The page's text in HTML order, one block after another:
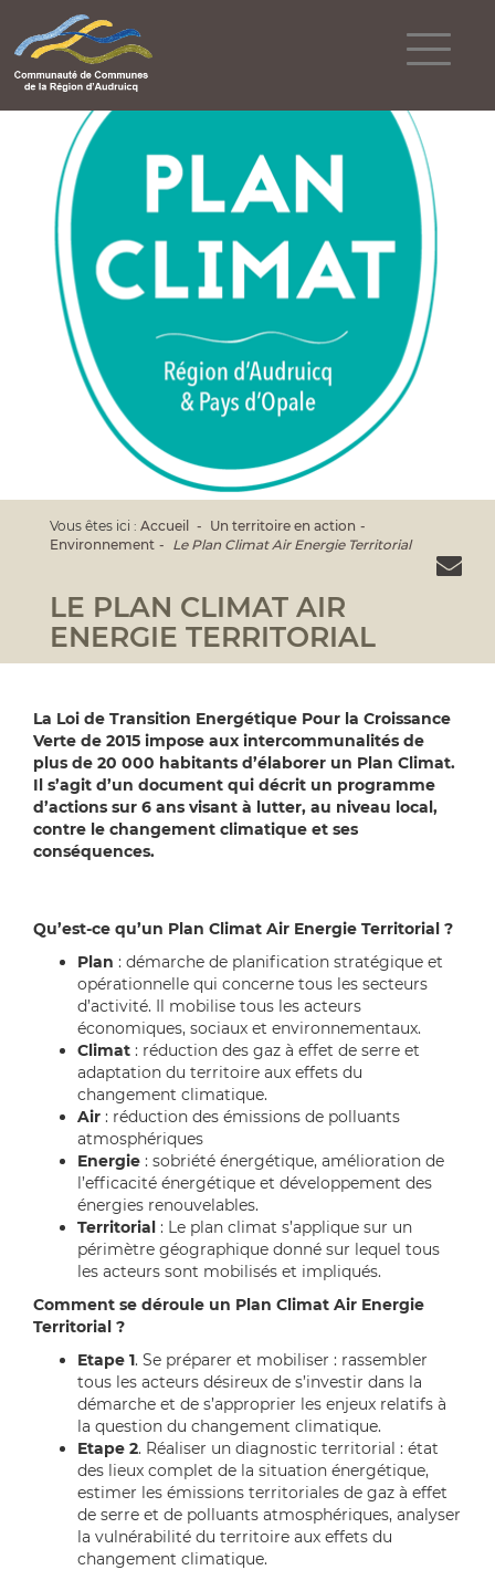
Vous êtes ici : Accueil
Un territoire en action
Environnement
Le Plan Climat Air Energie Territorial
LE PLAN CLIMAT AIR
ENERGIE TERRITORIAL
La Loi de Transition Energétique Pour la Croissance
Verte de 2015 impose aux intercommunalités de
plus de 20 000 habitants d’élaborer un Plan Climat.
Il s’agit d’un document qui décrit un programme
d’actions sur 6 ans visant à lutter, au niveau local,
contre le changement climatique et ses
conséquences.
Qu’est-ce qu’un Plan Climat Air Energie Territorial ?
Plan : démarche de planification stratégique et
opérationnelle qui concerne tous les secteurs
d’activité. Il mobilise tous les acteurs
économiques, sociaux et environnementaux.
Climat : réduction des gaz à effet de serre et
adaptation du territoire aux effets du
changement climatique.
Air : réduction des émissions de polluants
atmosphériques
Energie : sobriété énergétique, amélioration de
l’efficacité énergétique et développement des
énergies renouvelables.
Territorial : Le plan climat s’applique sur un
périmètre géographique donné sur lequel tous
les acteurs sont mobilisés et impliqués.
Comment se déroule un Plan Climat Air Energie
Territorial ?
Etape 1. Se préparer et mobiliser : rassembler
tous les acteurs désireux de s’investir dans la
démarche et de s’approprier les enjeux relatifs à
la question du changement climatique.
Etape 2. Réaliser un diagnostic territorial : état
des lieux complet de la situation énergétique,
estimer les émissions territoriales de gaz à effet
de serre et de polluants atmosphériques, analyser
la vulnérabilité du territoire aux effets du
changement climatique.